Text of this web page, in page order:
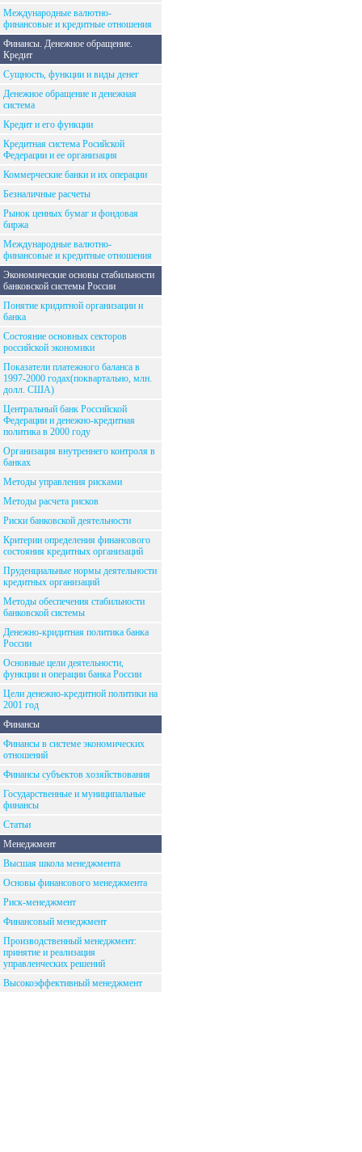
Международные валютно-
финансовые и кредитные отношения
Финансы. Денежное обращение.
Кредит
Сущность, функции и виды денег
Денежное обращение и денежная
система
Кредит и его функции
Кредитная система Росийской
Федерации и ее организация
Коммерческие банки и их операции
Безналичные расчеты
Рынок ценных бумаг и фондовая
биржа
Международные валютно-
финансовые и кредитные отношения
Экономические основы стабильности
банковской системы России
Понятие кридитной организации и
банка
Состояние основных секторов
российской экономики
Показатели платежного баланса в
1997-2000 годах(поквартально, млн.
долл. США)
Центральный банк Российской
Федерации и денежно-кредитная
политика в 2000 году
Организация внутреннего контроля в
банках
Методы управления рисками
Методы расчета рисков
Риски банковской деятельности
Критерии определения финансового
состояния кредитных организаций
Пруденциальные нормы деятельности
кредитных организаций
Методы обеспечения стабильности
банковской системы
Денежно-кридитная политика банка
России
Основные цели деятельности,
функции и операции банка России
Цели денежно-кредитной политики на
2001 год
Финансы
Финансы в системе экономических
отношений
Финансы субъектов хозяйствования
Государственные и муниципальные
финансы
Статьи
Менеджмент
Высшая школа менеджмента
Основы финансового менеджмента
Риск-менеджмент
Финансовый менеджмент
Производственный менеджмент:
принятие и реализация
управленческих решений
Высокоэффективный менеджмент